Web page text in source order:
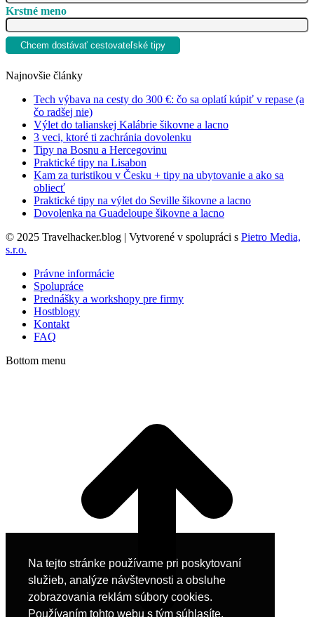
Na tejto stránke používame pri poskytovaní
služieb, analýze návštevnosti a obsluhe
zobrazovania reklám súbory cookies.
Používaním tohto webu s tým súhlasíte.
Krstné meno
Najnovšie články
Tech výbava na cesty do 300 €: čo sa oplatí kúpiť v repase (a
čo radšej nie)
Výlet do talianskej Kalábrie šikovne a lacno
3 veci, ktoré ti zachránia dovolenku
Tipy na Bosnu a Hercegovinu
Praktické tipy na Lisabon
Kam za turistikou v Česku + tipy na ubytovanie a ako sa
obliecť
Praktické tipy na výlet do Seville šikovne a lacno
Dovolenka na Guadeloupe šikovne a lacno
© 2025 Travelhacker.blog | Vytvorené v spolupráci s Pietro Media,
s.r.o.
Právne informácie
Spolupráce
Prednášky a workshopy pre firmy
Hostblogy
Kontakt
FAQ
Bottom menu